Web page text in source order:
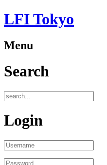
LFI Tokyo
Menu
Search
Login